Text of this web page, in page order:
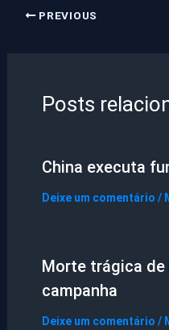
PREVIOUS
Posts
China executa
Deixe um comentário /
Morte trágica de
campanha
Deixe um comentário /